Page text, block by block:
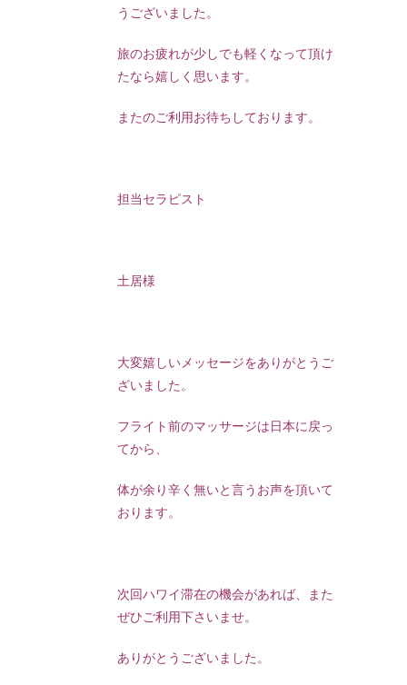
うございました。
旅のお疲れが少しでも軽くなって頂け
たなら嬉しく思います。
またのご利用お待ちしております。
担当セラピスト
土居様
大変嬉しいメッセージをありがとうご
ざいました。
フライト前のマッサージは日本に戻っ
てから、
体が余り辛く無いと言うお声を頂いて
おります。
次回ハワイ滞在の機会があれば、また
ぜひご利用下さいませ。
ありがとうございました。